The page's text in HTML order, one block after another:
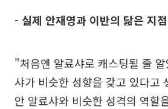
- 실제 안재영과 이반의 닮은 지
"처음엔 알료샤로 캐스팅될 줄
샤가 비슷한 성향을 갖고 있다고
안 알료샤와 비슷한 성격의 역할